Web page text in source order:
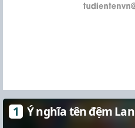
Ý nghĩa tên đệm Lan